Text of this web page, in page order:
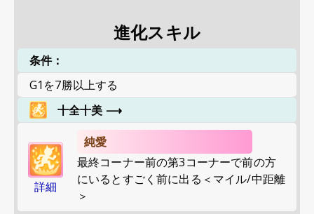
進化スキル
条件：
G1を7勝以上する
十全十美 ⟶
詳細
純愛
最終コーナー前の第3コーナーで前の方
にいるとすごく前に出る＜マイル/中距離
＞